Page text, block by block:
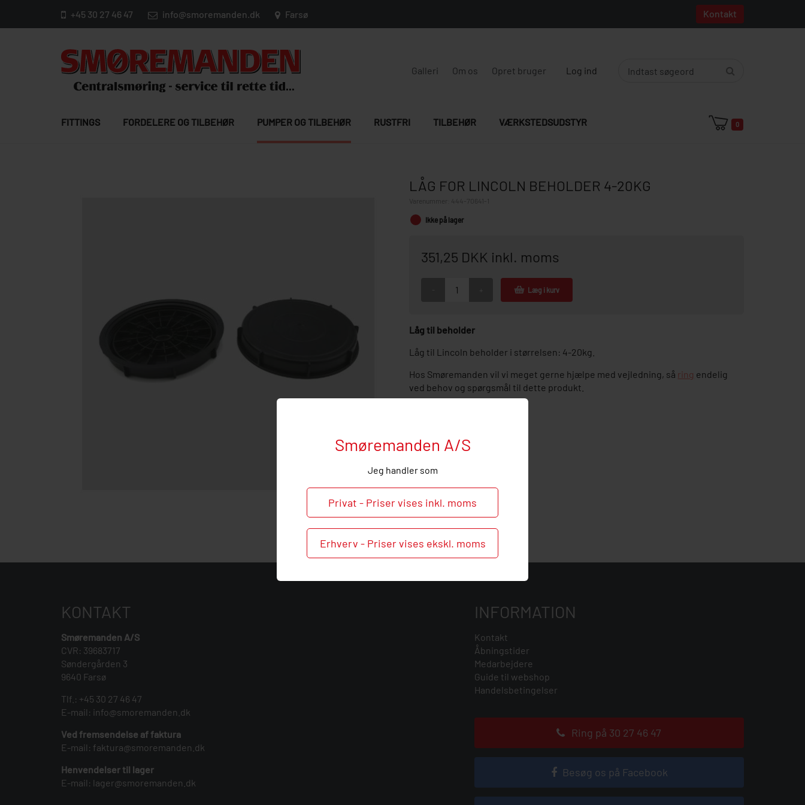
Smøremanden A/S
Jeg handler som
Privat - Priser vises inkl. moms
Erhverv - Priser vises ekskl. moms
+45 30 27 46 47 info@smoremanden.dk Farsø Kontakt
Galleri Om os Opret bruger Log ind
FITTINGS FORDELERE OG TILBEHØR PUMPER OG TILBEHØR RUSTFRI TILBEHØR VÆRKSTEDSUDSTYR 0
LÅG FOR LINCOLN BEHOLDER 4-20KG
444-70641-1
Ikke på lager
351,25 DKK inkl. moms
Læg i kurv
Låg til beholder
Låg til Lincoln beholder i størrelsen: 4-20kg.
Hos Smøremanden vil vi meget gerne hjælpe med vejledning, så ring endelig
ved behov og spørgsmål til dette produkt.
KONTAKT
Smøremanden A/S
CVR: 39683717
Søndergården 3
9640 Farsø
Tlf.: +45 30 27 46 47
E-mail: info@smoremanden.dk
Ved fremsendelse af faktura
E-mail: faktura@smoremanden.dk
Henvendelser til lager
E-mail: lager@smoremanden.dk
INFORMATION
Kontakt
Åbningstider
Medarbejdere
Guide til webshop
Handelsbetingelser
Ring på 30 27 46 47
Besøg os på Facebook